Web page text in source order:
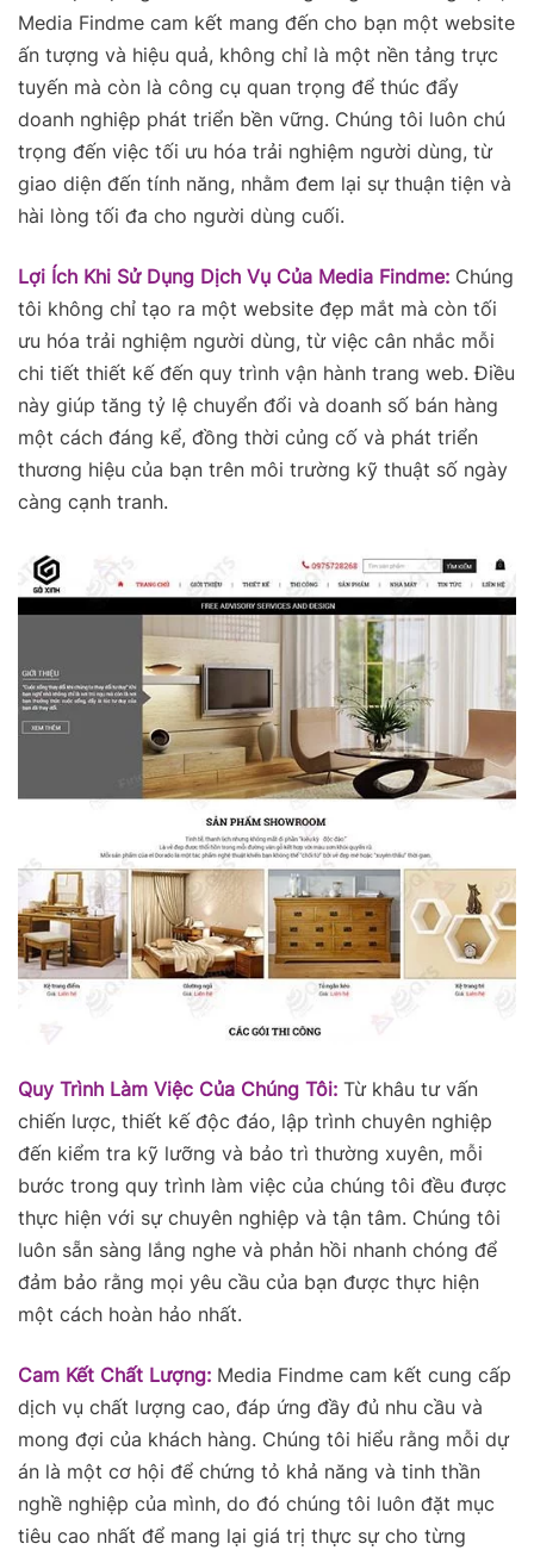
Media Findme cam kết mang đến cho bạn một website
ấn tượng và hiệu quả, không chỉ là một nền tảng trực
tuyến mà còn là công cụ quan trọng để thúc đẩy
doanh nghiệp phát triển bền vững. Chúng tôi luôn chú
trọng đến việc tối ưu hóa trải nghiệm người dùng, từ
giao diện đến tính năng, nhằm đem lại sự thuận tiện và
hài lòng tối đa cho người dùng cuối.
Lợi Ích Khi Sử Dụng Dịch Vụ Của Media Findme: Chúng
tôi không chỉ tạo ra một website đẹp mắt mà còn tối
ưu hóa trải nghiệm người dùng, từ việc cân nhắc mỗi
chi tiết thiết kế đến quy trình vận hành trang web. Điều
này giúp tăng tỷ lệ chuyển đổi và doanh số bán hàng
một cách đáng kể, đồng thời củng cố và phát triển
thương hiệu của bạn trên môi trường kỹ thuật số ngày
càng cạnh tranh.
Quy Trình Làm Việc Của Chúng Tôi: Từ khâu tư vấn
chiến lược, thiết kế độc đáo, lập trình chuyên nghiệp
đến kiểm tra kỹ lưỡng và bảo trì thường xuyên, mỗi
bước trong quy trình làm việc của chúng tôi đều được
thực hiện với sự chuyên nghiệp và tận tâm. Chúng tôi
luôn sẵn sàng lắng nghe và phản hồi nhanh chóng để
đảm bảo rằng mọi yêu cầu của bạn được thực hiện
một cách hoàn hảo nhất.
Cam Kết Chất Lượng: Media Findme cam kết cung cấp
dịch vụ chất lượng cao, đáp ứng đầy đủ nhu cầu và
mong đợi của khách hàng. Chúng tôi hiểu rằng mỗi dự
án là một cơ hội để chứng tỏ khả năng và tinh thần
nghề nghiệp của mình, do đó chúng tôi luôn đặt mục
tiêu cao nhất để mang lại giá trị thực sự cho từng